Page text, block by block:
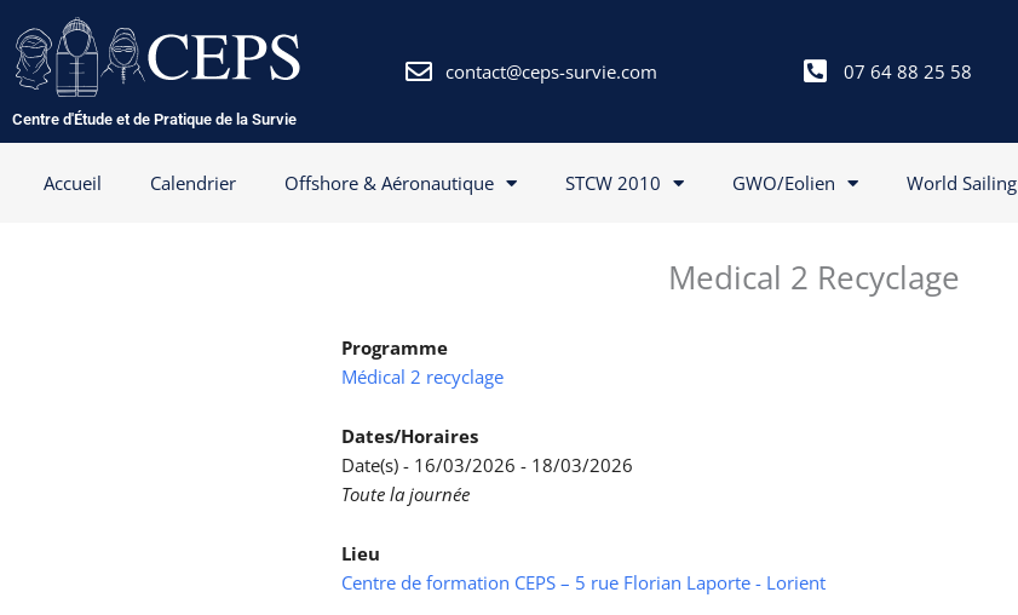
au
contenu
Centre d'Étude et de Pratique de la Survie
contact@ceps-survie.com 07 64 88 25 58
Accueil Calendrier Offshore & Aéronautique STCW 2010 GWO/Eolien World Sailing
Medical 2 Recyclage
Programme
Médical 2 recyclage
Dates/Horaires
Date(s) - 16/03/2026 - 18/03/2026
Toute la journée
Lieu
Centre de formation CEPS – 5 rue Florian Laporte - Lorient